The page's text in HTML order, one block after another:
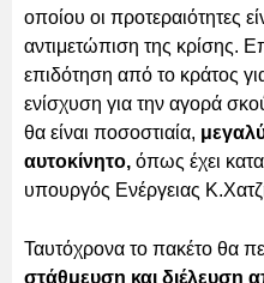
οποίου οι προτεραιότητες
αντιμετώπιση της κρίσης.
επιδότηση από το κράτος
ενίσχυση για την αγορά
θα είναι ποσοστιαία,
αυτοκίνητο, όπως έχει
υπουργός Ενέργειας
Ταυτόχρονα το πακέτο θα
στάθμευση και διέλευση